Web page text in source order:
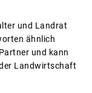
und Landrat
ähnlich
und kann
Landwirtschaft